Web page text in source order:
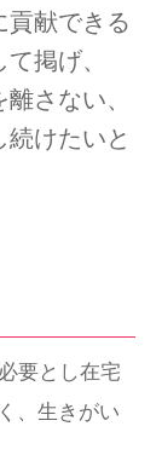
サイトマップ
貢献できる
掲げ、
さない、
けたいと
要とし在宅
、生きがい